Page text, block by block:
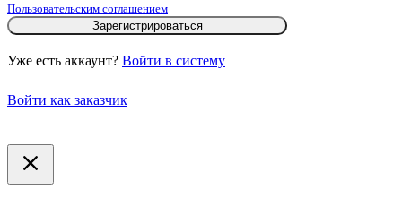
Пользовательским соглашением
Зарегистрироваться
Уже есть аккаунт? Войти в систему
Войти как заказчик